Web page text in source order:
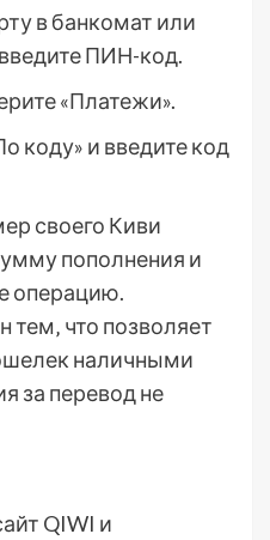
в банкомат или
ПИН-код.
«Платежи».
коду» и введите код
своего Киви
пополнения и
операцию.
тем‚ что позволяет
наличными
за перевод не
QIWI и